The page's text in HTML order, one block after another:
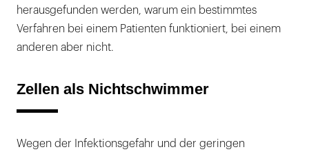
herausgefunden werden, warum ein bestimmtes
Verfahren bei einem Patienten funktioniert, bei einem
anderen aber nicht.
Zellen als Nichtschwimmer
Wegen der Infektionsgefahr und der geringen